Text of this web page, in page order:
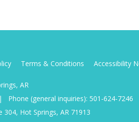
Terms & Conditions Accessibility
AR
| Phone (general inquiries): 501-624-7246
304, Hot Springs, AR 71913